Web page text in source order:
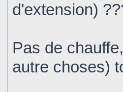
d'extension)
Pas de
autre choses)